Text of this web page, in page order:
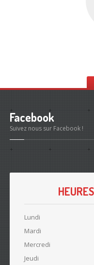
Facebook
Suivez nous sur Facebook !
Lundi
Mardi
Mercredi
Jeudi